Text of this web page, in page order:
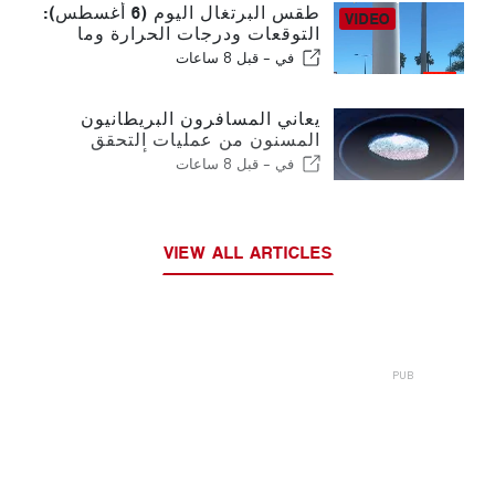
طقس البرتغال اليوم (6 أغسطس):
التوقعات ودرجات الحرارة وما
يمكن توقعه
في - قبل 8 ساعات
يعاني المسافرون البريطانيون
المسنون من عمليات التحقق
الجديدة من بصمات الأصابع في
في - قبل 8 ساعات
VIEW ALL ARTICLES